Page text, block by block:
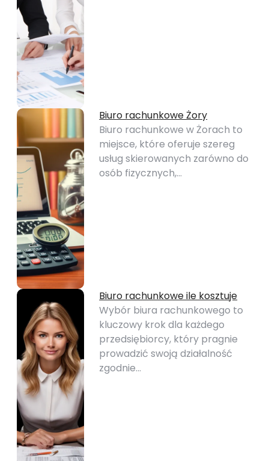
Biuro rachunkowe Żory
Biuro rachunkowe w Żorach to
miejsce, które oferuje szereg
usług skierowanych zarówno do
osób fizycznych,…
Biuro rachunkowe ile kosztuje
Wybór biura rachunkowego to
kluczowy krok dla każdego
przedsiębiorcy, który pragnie
prowadzić swoją działalność
zgodnie…